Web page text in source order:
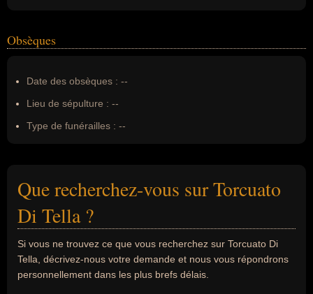
Obsèques
Date des obsèques : --
Lieu de sépulture : --
Type de funérailles : --
Que recherchez-vous sur Torcuato
Di Tella ?
Si vous ne trouvez ce que vous recherchez sur Torcuato Di
Tella, décrivez-nous votre demande et nous vous répondrons
personnellement dans les plus brefs délais.